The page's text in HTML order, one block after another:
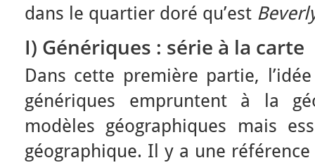
dans le quartier doré qu’est
I) Génériques : série à la carte
Dans cette première partie,
génériques empruntent à la
modèles géographiques mais
géographique. Il y a une